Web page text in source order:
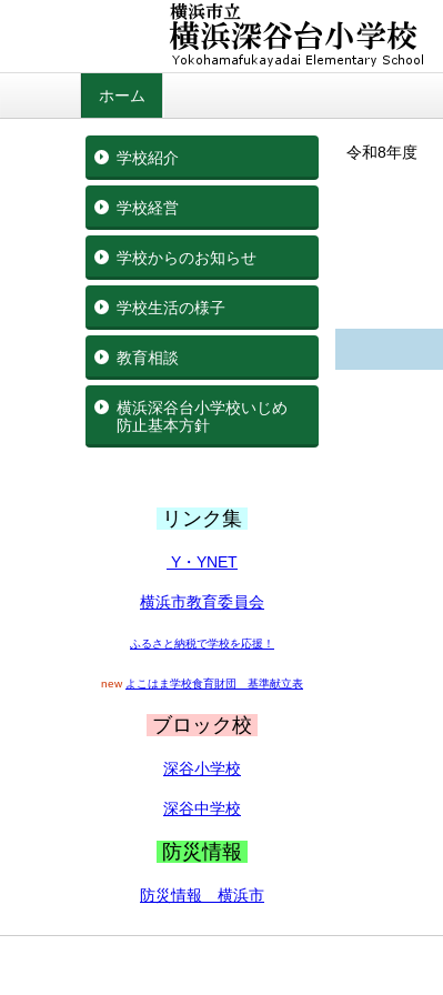
ホーム
学校紹介
学校経営
学校からのお知らせ
学校生活の様子
教育相談
横浜深谷台小学校いじめ
防止基本方針
リンク集
Y・YNET
横浜市教育委員会
ふるさと納税で学校を応援！
new よこはま学校食育財団 基準献立表
ブロック校
深谷小学校
深谷中学校
防災情報
防災情報 横浜市
令和8年度